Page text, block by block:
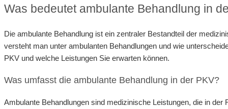
Was bedeutet ambulante Behandlung in
Die ambulante Behandlung ist ein zentraler Bestandteil der
versteht man unter ambulanten Behandlungen und wie
PKV und welche Leistungen Sie erwarten können.
Was umfasst die ambulante Behandlung in der PKV?
Ambulante Behandlungen sind medizinische Leistungen, die in